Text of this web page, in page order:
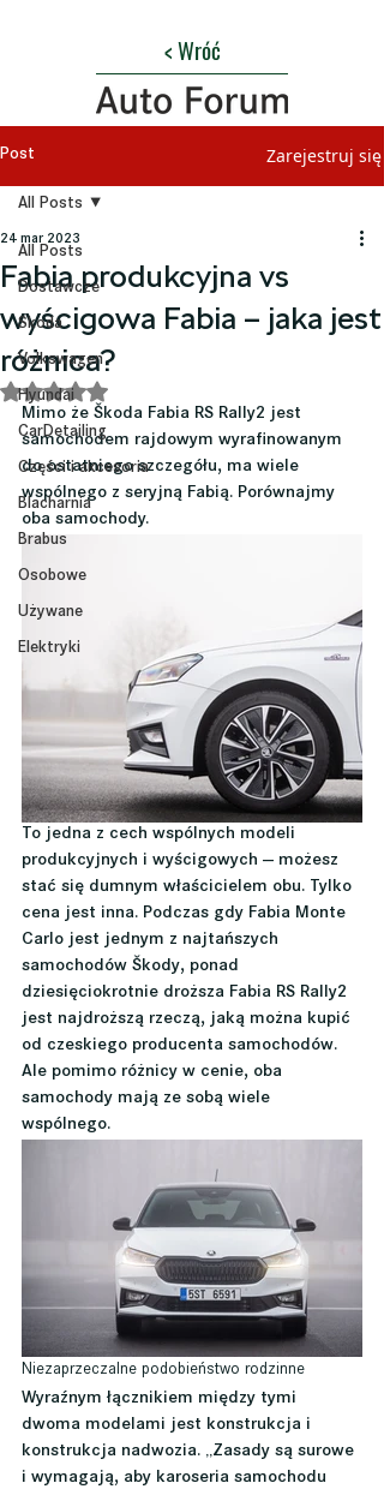
< Wróć
Post Zarejestruj się
All Posts
Dostawcze
Skoda
Volkswagen
Hyundai
CarDetailing
Części i akcesoria
Blacharnia
Brabus
Osobowe
Używane
Elektryki
All Posts
Fabia produkcyjna vs
wyścigowa Fabia – jaka jest
różnica?
24 mar 2023
Oceniono na NaN z 5 gwiazdek.
Mimo że Škoda Fabia RS Rally2 jest
samochodem rajdowym wyrafinowanym
do ostatniego szczegółu, ma wiele
wspólnego z seryjną Fabią. Porównajmy
oba samochody.
To jedna z cech wspólnych modeli
produkcyjnych i wyścigowych — możesz
stać się dumnym właścicielem obu. Tylko
cena jest inna. Podczas gdy Fabia Monte
Carlo jest jednym z najtańszych
samochodów Škody, ponad
dziesięciokrotnie droższa Fabia RS Rally2
jest najdroższą rzeczą, jaką można kupić
od czeskiego producenta samochodów.
Ale pomimo różnicy w cenie, oba
samochody mają ze sobą wiele
wspólnego.
Niezaprzeczalne podobieństwo rodzinne
Wyraźnym łącznikiem między tymi
dwoma modelami jest konstrukcja i
konstrukcja nadwozia. „Zasady są surowe
i wymagają, aby karoseria samochodu